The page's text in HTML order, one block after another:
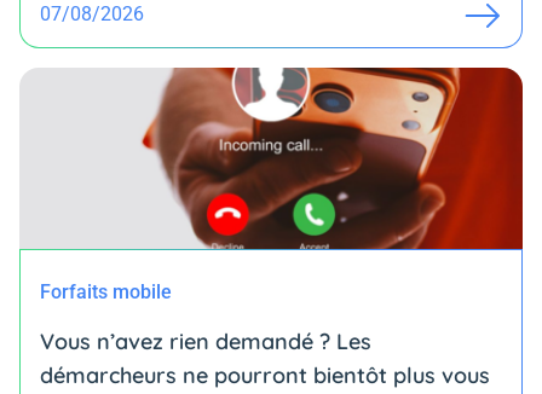
07/08/2026
Forfaits mobile
Vous n’avez rien demandé ? Les
démarcheurs ne pourront bientôt plus vous